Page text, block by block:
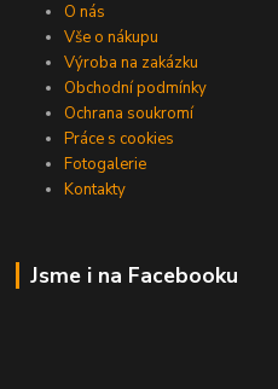
O nás
Vše o nákupu
Výroba na zakázku
Obchodní podmínky
Ochrana soukromí
Práce s cookies
Fotogalerie
Kontakty
Jsme i na Facebooku